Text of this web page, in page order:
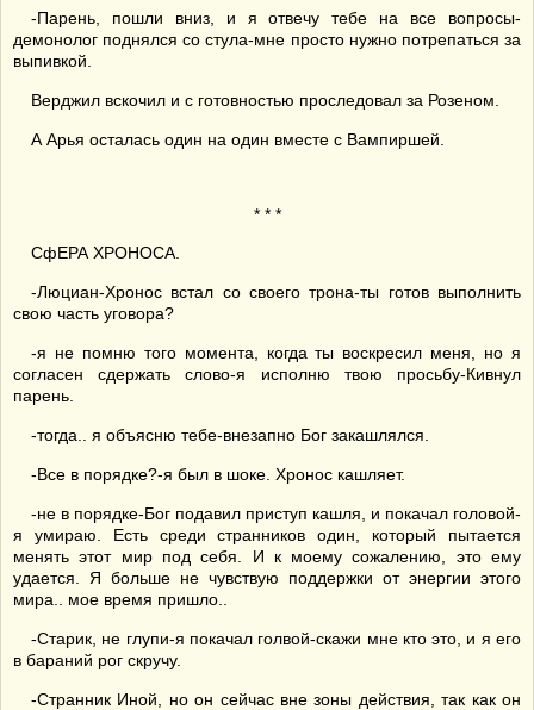
-Парень, пошли вниз, и я отвечу тебе на все вопросы-
демонолог поднялся со стула-мне просто нужно потрепаться за
выпивкой.
Верджил вскочил и с готовностью проследовал за Розеном.
А Арья осталась один на один вместе с Вампиршей.
* * *
СфЕРА ХРОНОСА.
-Люциан-Хронос встал со своего трона-ты готов выполнить
свою часть уговора?
-я не помню того момента, когда ты воскресил меня, но я
согласен сдержать слово-я исполню твою просьбу-Кивнул
парень.
-тогда.. я объясню тебе-внезапно Бог закашлялся.
-Все в порядке?-я был в шоке. Хронос кашляет.
-не в порядке-Бог подавил приступ кашля, и покачал головой-
я умираю. Есть среди странников один, который пытается
менять этот мир под себя. И к моему сожалению, это ему
удается. Я больше не чувствую поддержки от энергии этого
мира.. мое время пришло..
-Старик, не глупи-я покачал голвой-скажи мне кто это, и я его
в бараний рог скручу.
-Странник Иной, но он сейчас вне зоны действия, так как он